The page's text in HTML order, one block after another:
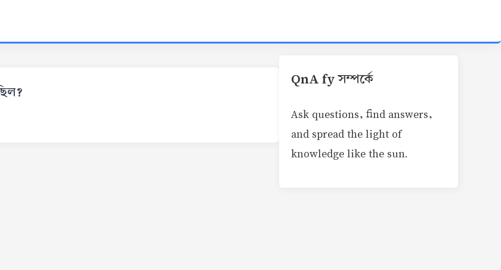
QnA fy সম্পর্কে
Ask questions, find answers,
and spread the light of
knowledge like the sun.